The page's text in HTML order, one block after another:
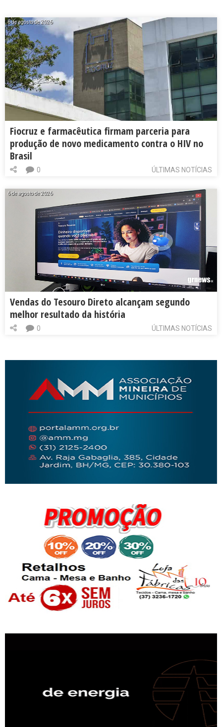
6 de agosto de 2026
Fiocruz e farmacêutica firmam parceria para
produção de novo medicamento contra o HIV no
Brasil
ÚLTIMAS NOTÍCIAS
0
6 de agosto de 2026
Vendas do Tesouro Direto alcançam segundo
melhor resultado da história
ÚLTIMAS NOTÍCIAS
0